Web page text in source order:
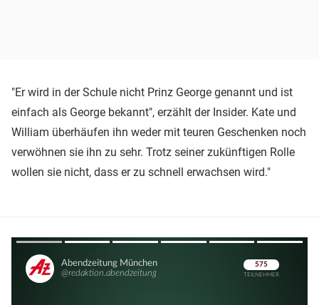
"Er wird in der Schule nicht Prinz George genannt und ist
einfach als George bekannt", erzählt der Insider. Kate und
William überhäufen ihn weder mit teuren Geschenken noch
verwöhnen sie ihn zu sehr. Trotz seiner zukünftigen Rolle
wollen sie nicht, dass er zu schnell erwachsen wird."
Überspringen